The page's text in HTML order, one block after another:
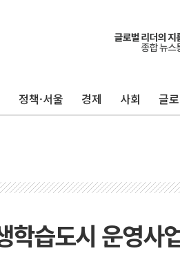
정책·서울 경제 사회 글
학습도시 운영사